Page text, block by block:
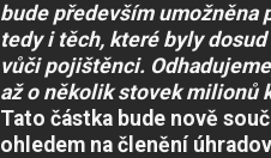
bude především umožněna
tedy i těch, které byly
vůči pojištěnci.
až o několik stovek milionů
Tato částka bude nově
ohledem na členění